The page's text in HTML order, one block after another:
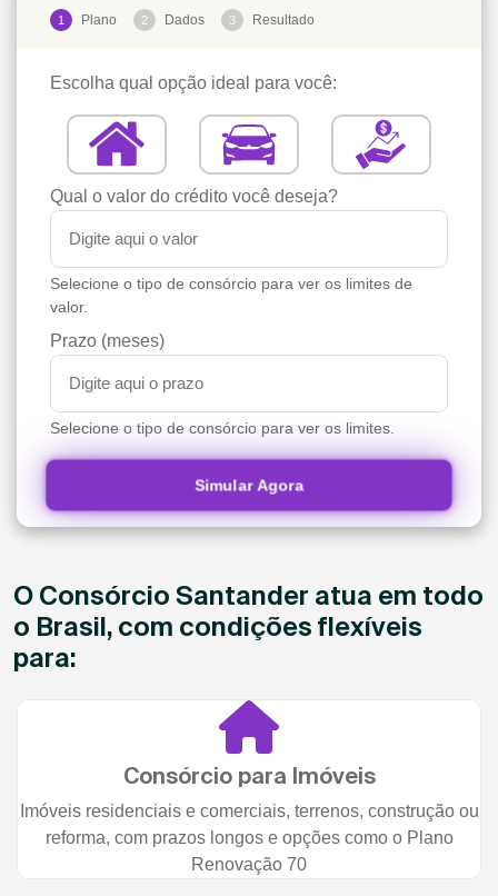
1 Plano 2 Dados 3 Resultado
Escolha qual opção ideal para você:
Qual o valor do crédito você deseja?
Selecione o tipo de consórcio para ver os limites de
valor.
Prazo (meses)
Selecione o tipo de consórcio para ver os limites.
Simular Agora
O Consórcio Santander atua em todo
o Brasil, com condições flexíveis
para:
Consórcio para Imóveis
Imóveis residenciais e comerciais, terrenos, construção ou
reforma, com prazos longos e opções como o Plano
Renovação 70